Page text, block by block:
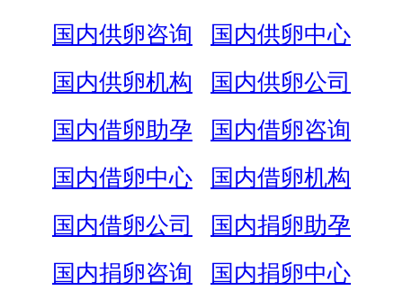
国内供卵咨询
国内供卵中心
国内供卵机构
国内供卵公司
国内借卵助孕
国内借卵咨询
国内借卵中心
国内借卵机构
国内借卵公司
国内捐卵助孕
国内捐卵咨询
国内捐卵中心